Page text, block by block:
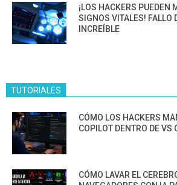
¡LOS HACKERS PUEDEN
SIGNOS VITALES! FALLO
INCREÍBLE
TUTORIALES
CÓMO LOS HACKERS
COPILOT DENTRO DE VS
CÓMO LAVAR EL